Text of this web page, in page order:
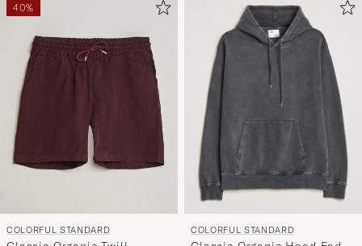
40%
COLORFUL STANDARD COLORFUL STANDARD